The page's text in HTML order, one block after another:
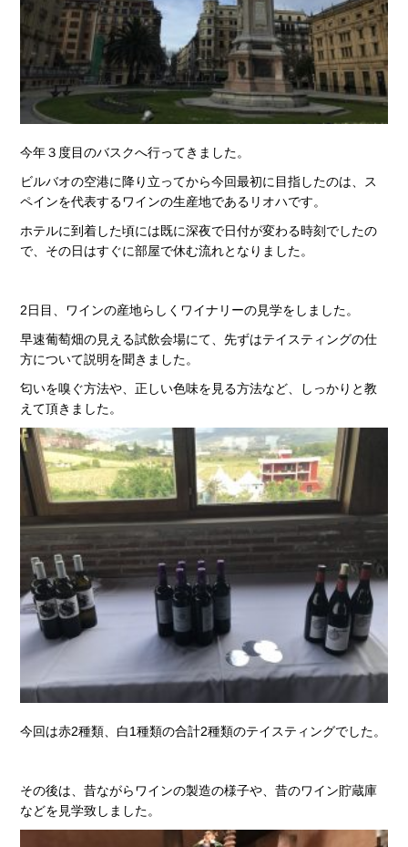
今年３度目のバスクへ行ってきました。
ビルバオの空港に降り立ってから今回最初に目指したのは、ス
ペインを代表するワインの生産地であるリオハです。
ホテルに到着した頃には既に深夜で日付が変わる時刻でしたの
で、その日はすぐに部屋で休む流れとなりました。
2日目、ワインの産地らしくワイナリーの見学をしました。
早速葡萄畑の見える試飲会場にて、先ずはテイスティングの仕
方について説明を聞きました。
匂いを嗅ぐ方法や、正しい色味を見る方法など、しっかりと教
えて頂きました。
今回は赤2種類、白1種類の合計2種類のテイスティングでした。
その後は、昔ながらワインの製造の様子や、昔のワイン貯蔵庫
などを見学致しました。